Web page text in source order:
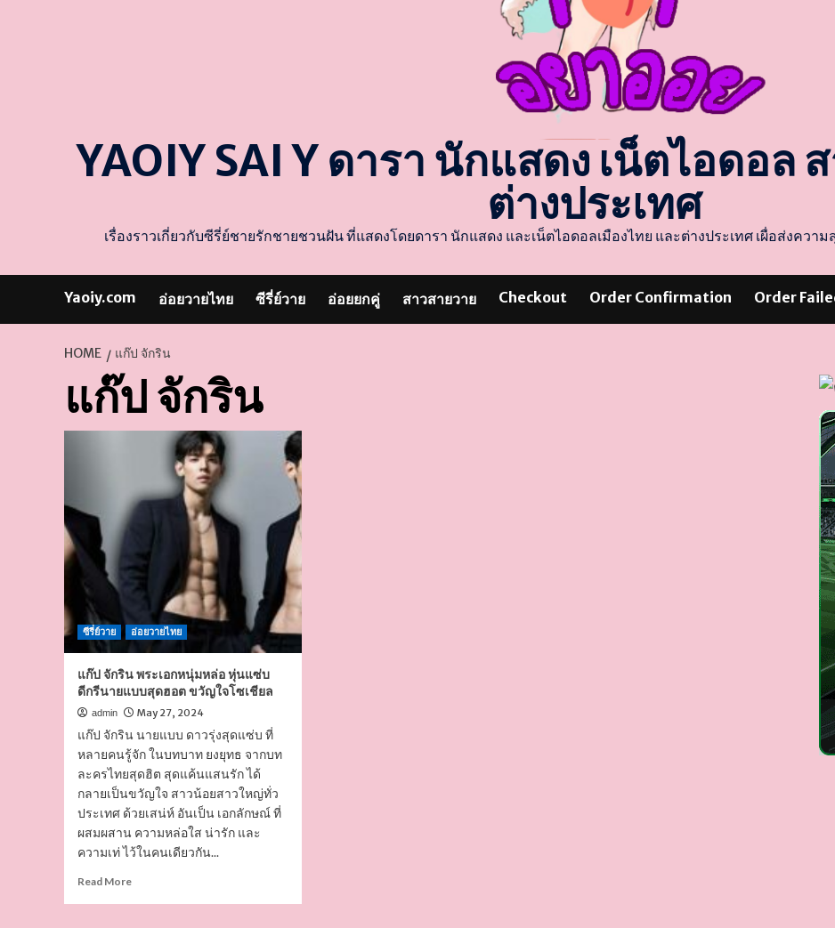
YAOIY SAI Y ดารา นักแสดง เน็ตไอดอล
ต่างประเทศ
เรื่องราวเกี่ยวกับซีรี่ย์ชายรักชายชวนฝัน ที่แสดงโดยดารา นักแสดง และเน็ตไอดอลเมืองไทย และต่างประเทศ เผื่อส่งคว
Yaoiy.com อ่อยวายไทย ซีรี่ย์วาย อ่อยยกคู่ สาวสายวาย Checkout Order Confirmation Order
HOME แก๊ป จักริน
แก๊ป จักริน
ซีรี่ย์วาย อ่อยวายไทย
แก๊ป จักริน พระเอกหนุ่มหล่อ หุ่นแซ่บ
ดีกรีนายแบบสุดฮอต ขวัญใจโซเชียล
admin May 27, 2024
แก๊ป จักริน นายแบบ ดาวรุ่งสุดแซ่บ ที่
หลายคนรู้จัก ในบทบาท ยงยุทธ จากบท
ละครไทยสุดฮิต สุดแค้นแสนรัก ได้
กลายเป็นขวัญใจ สาวน้อยสาวใหญ่ทั่ว
ประเทศ ด้วยเสน่ห์ อันเป็น เอกลักษณ์ ที่
ผสมผสาน ความหล่อใส น่ารัก และ
ความเท่ ไว้ในคนเดียวกัน...
Read MoreRead